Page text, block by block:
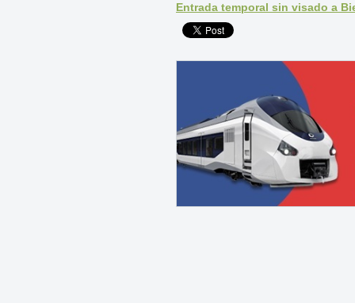
Entrada temporal sin visado a